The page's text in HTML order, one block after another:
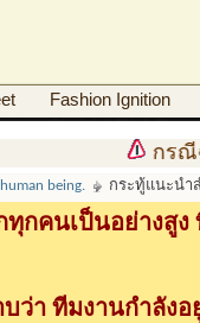
Fashion Ignition
กรณีฉ้อโกง
being. กระทู้แนะนำ
คนเป็นอย่างสูง
ว่า ทีมงานกำลังอ